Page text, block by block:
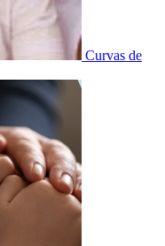
Curvas de